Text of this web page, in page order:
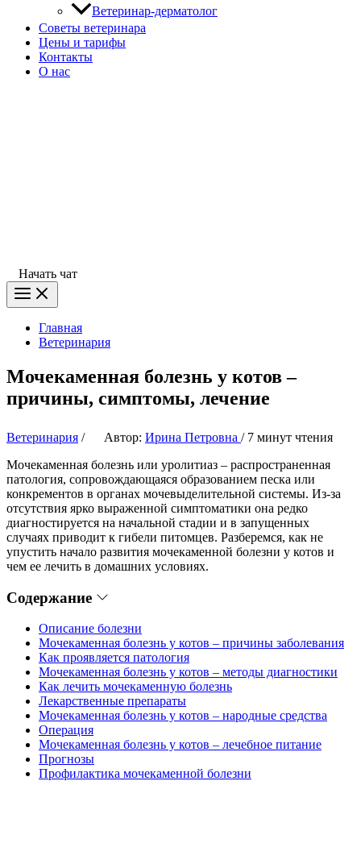
Ветеринар-дерматолог
Советы ветеринара
Цены и тарифы
Контакты
О нас
Начать чат
Главная
Ветеринария
Мочекаменная болезнь у котов –
причины, симптомы, лечение
Ветеринария / Автор: Ирина Петровна / 7 минут чтения
Мочекаменная болезнь или уролитиаз – распространенная
патология, сопровождающаяся образованием песка или
конкрементов в органах мочевыделительной системы. Из-за
отсутствия ярко выраженной симптоматики она редко
диагностируется на начальной стадии и в запущенных
случаях приводит к гибели питомцев. Разберемся, как не
упустить начало развития мочекаменной болезни у котов и
чем ее лечить в домашних условиях.
Содержание
Описание болезни
Мочекаменная болезнь у котов – причины заболевания
Как проявляется патология
Мочекаменная болезнь у котов – методы диагностики
Как лечить мочекаменную болезнь
Лекарственные препараты
Мочекаменная болезнь у котов – народные средства
Операция
Мочекаменная болезнь у котов – лечебное питание
Прогнозы
Профилактика мочекаменной болезни